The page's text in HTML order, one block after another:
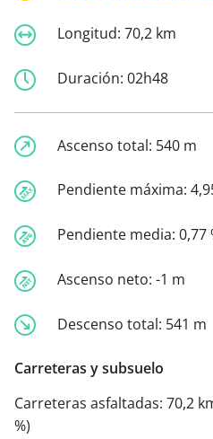
Longitud: 70,2 km
Duración: 02h48
Ascenso total: 540 m
Pendiente máxima:
Pendiente media: 0,77
Ascenso neto: -1 m
Descenso total: 541 m
Carreteras y subsuelo
Carreteras asfaltadas: 70,2
%)